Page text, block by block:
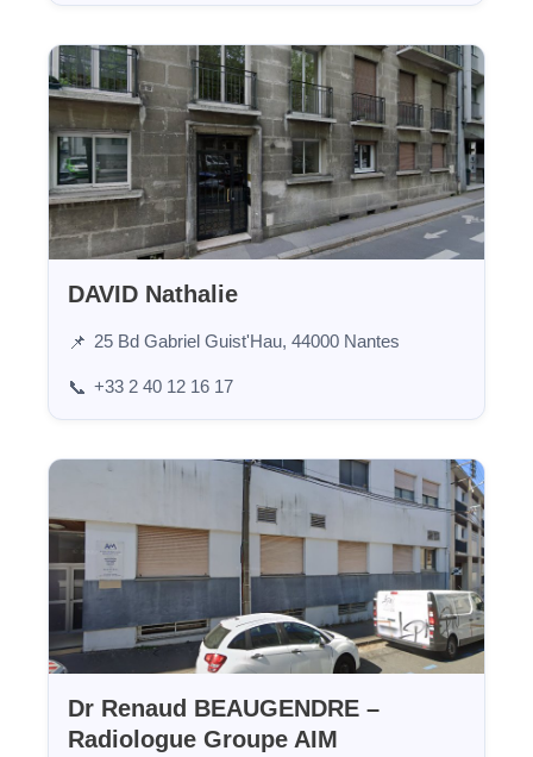
DAVID Nathalie
📌 25 Bd Gabriel Guist'Hau, 44000 Nantes
📞 +33 2 40 12 16 17
Dr Renaud BEAUGENDRE –
Radiologue Groupe AIM